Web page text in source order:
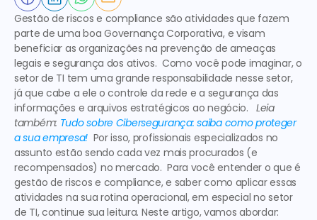
Gestão de riscos e compliance são atividades que fazem
parte de uma boa Governança Corporativa, e visam
beneficiar as organizações na prevenção de ameaças
legais e segurança dos ativos. Como você pode imaginar, o
setor de TI tem uma grande responsabilidade nesse setor,
já que cabe a ele o controle da rede e a segurança das
informações e arquivos estratégicos ao negócio. Leia
também: Tudo sobre Cibersegurança: saiba como proteger
a sua empresa!
  Por isso, profissionais especializados no
assunto estão sendo cada vez mais procurados (e
recompensados) no mercado.  Para você entender o que é
gestão de riscos e compliance, e saber como aplicar essas
atividades na sua rotina operacional, em especial no setor
de TI, continue sua leitura. Neste artigo, vamos abordar: